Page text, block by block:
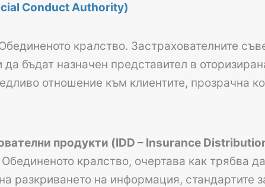
Conduct Authority)
кралство. Застрахователните
бъдат назначен представител в
отношение към клиентите, прозрачна
продукти (IDD – Insurance
кралство, очертава как трябва
разкриването на информация, стандартите